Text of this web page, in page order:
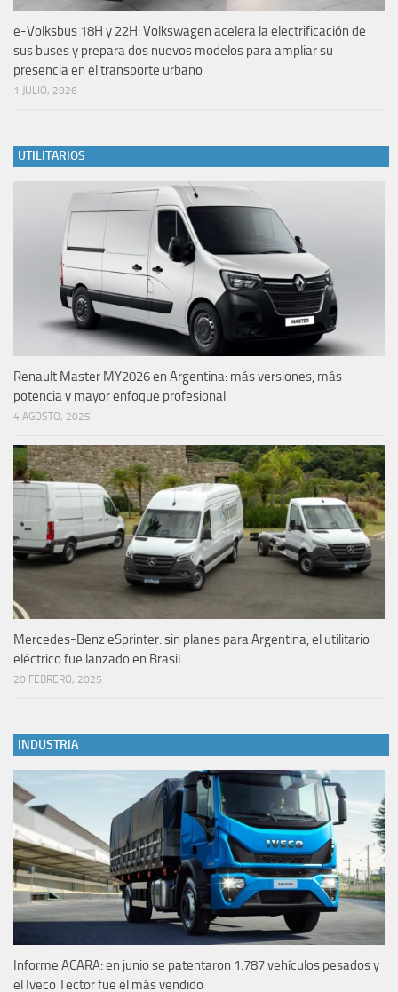
e-Volksbus 18H y 22H: Volkswagen acelera la electrificación de
sus buses y prepara dos nuevos modelos para ampliar su
presencia en el transporte urbano
1 JULIO, 2026
UTILITARIOS
Renault Master MY2026 en Argentina: más versiones, más
potencia y mayor enfoque profesional
4 AGOSTO, 2025
Mercedes-Benz eSprinter: sin planes para Argentina, el utilitario
eléctrico fue lanzado en Brasil
20 FEBRERO, 2025
INDUSTRIA
Informe ACARA: en junio se patentaron 1.787 vehículos pesados y
el Iveco Tector fue el más vendido